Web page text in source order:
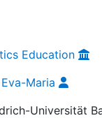
Education
Maria
Universität